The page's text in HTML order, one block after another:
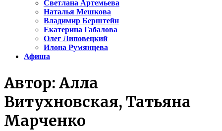
Светлана Артемьева
Наталья Мешкова
Владимир Берштейн
Екатерина Габалова
Олег Липовецкий
Илона Румянцева
Афиша
Автор: Алла
Витухновская, Татьяна
Марченко